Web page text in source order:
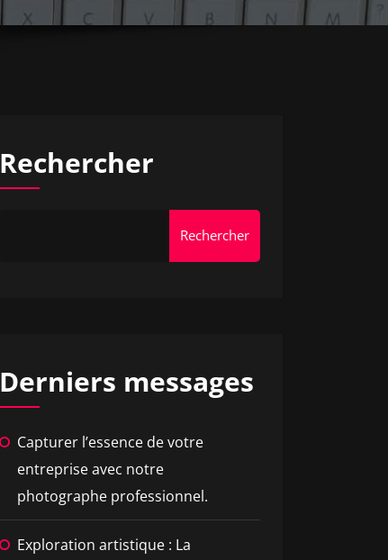
Rechercher
Rechercher
Derniers messages
Capturer l’essence de votre
entreprise avec notre
photographe professionnel.
Exploration artistique : La